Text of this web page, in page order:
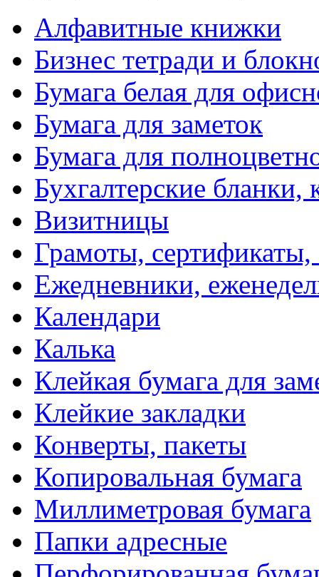
Алфавитные книжки
Бизнес тетради и
Бумага белая для
Бумага для заметок
Бумага для
Бухгалтерские бланки,
Визитницы
Грамоты,
Ежедневники,
Календари
Калька
Клейкая бумага для
Клейкие закладки
Конверты, пакеты
Копировальная бумага
Миллиметровая бумага
Папки адресные